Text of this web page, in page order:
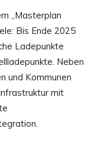
„Masterplan
Bis Ende 2025
Ladepunkte
Neben
und Kommunen
mit